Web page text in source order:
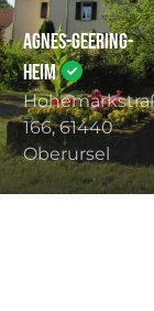
Agnes-Geering-
Heim
166, 61440
Oberursel